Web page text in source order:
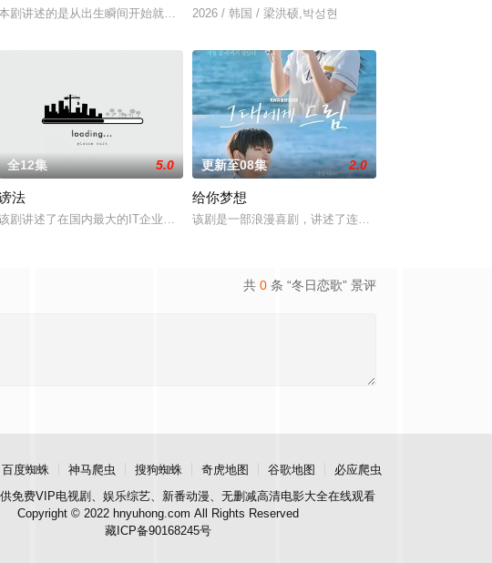
邻居。两对夫妻卷入连外遇都算小事的惊人秘密后，展开
意外失忆，住进拳击教练张泰河（丁海寅 饰）家中，对方还自称是她的男友。这段剪不断理还
剧讲述的是从出生瞬间开始就被打上家庭崩溃烙印的一个孩子和面对冷酷的偏见和命运，重
2026 / 韩国 / 梁洪硕,박성현
生”的郑进湾（李栋旭 饰）究竟藏身何方？他和郑智安（金慧峻 饰）将如何联手反击？一切
全12集 5.0
法
剧讲述了在国内最大的IT企业里存在着一个恶神。唯一知道真实情况的人是一名少女和一个
更新至08集 2.0
给你梦想
该剧是一部浪漫喜剧，讲述了连一个梦想都无所畏惧的
共 0 条 “冬日恋歌” 景评
百度蜘蛛 神马爬虫 搜狗蜘蛛 奇虎地图 谷歌地图
必应爬虫
免费VIP电视剧、娱乐综艺、新番动漫、无删减高清电影大全在线观看
Copyright © 2022 hnyuhong.com All Rights Reserved
藏ICP备90168245号